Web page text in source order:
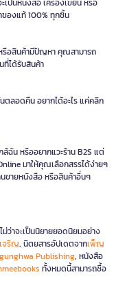
เป็นหนังสือ เครื่องเขียน หรือ
ของแท้ 100% ทุกชิ้น
รือสินค้ามีปัญหา คุณสามารถ
ที่ได้รับสินค้า
ลอดคืน อยากได้อะไร แค่คลิก
ฉัน หรืออยากแวะร้าน B2S แต่
มาให้คุณเลือกสรรได้ง่ายๆ
ขายหนังสือ หรือสินค้าอื่นๆ
ว่าจะเป็นนิยายยอดนิยมอย่าง
จริญ, นิตยสารอัปเดตจากเพ็ญ
Publishing, หนังสือ
ทั้งหมดนี้สามารถซื้อ